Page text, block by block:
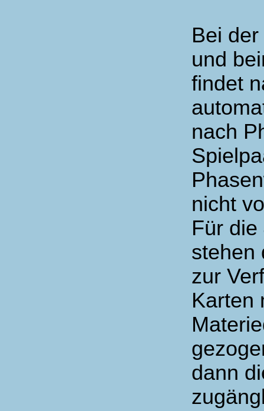
Bei
und
findet
nach
nicht
Für
stehen
zur
Karten
dann